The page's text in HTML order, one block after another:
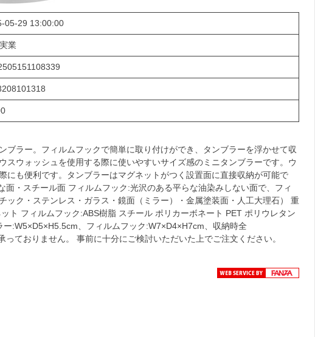
05-29 13:00:00
業
ブラー。フィルムフックで簡単に取り付けができ、タンブラーを浮かせて収
スウォッシュを使用する際に使いやすいサイズ感のミニタンブラーです。ウ
にも便利です。タンブラーはマグネットがつく設置面に直接収納が可能で
・スチール面 フィルムフック:光沢のある平らな油染みしない面で、フィ
ック・ステンレス・ガラス・鏡面（ミラー）・金属塗装面・人工大理石） 重
ト フィルムフック:ABS樹脂 スチール ポリカーボネート PET ポリウレタン
:W5×D5×H5.5cm、フィルムフック:W7×D4×H7cm、収納時全
ておりません。 事前に十分にご検討いただいた上でご注文ください。